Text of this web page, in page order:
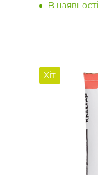
В наявності
Хіт